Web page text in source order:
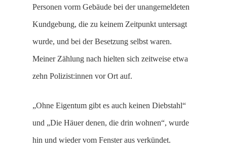
Personen vorm Gebäude bei der unangemeldeten
Kundgebung, die zu keinem Zeitpunkt untersagt
wurde, und bei der Besetzung selbst waren.
Meiner Zählung nach hielten sich zeitweise etwa
zehn Polizist:innen vor Ort auf.
„Ohne Eigentum gibt es auch keinen Diebstahl“
und „Die Häuer denen, die drin wohnen“, wurde
hin und wieder vom Fenster aus verkündet.